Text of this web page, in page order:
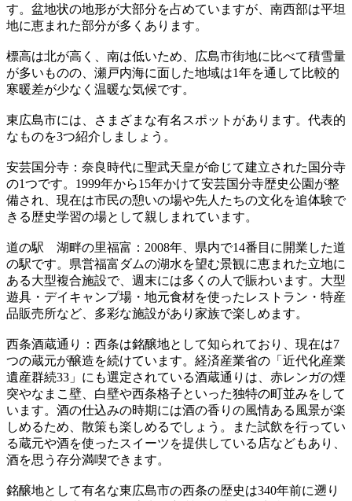
す。盆地状の地形が大部分を占めていますが、南西部は平坦
地に恵まれた部分が多くあります。
標高は北が高く、南は低いため、広島市街地に比べて積雪量
が多いものの、瀬戸内海に面した地域は1年を通して比較的
寒暖差が少なく温暖な気候です。
東広島市には、さまざまな有名スポットがあります。代表的
なものを3つ紹介しましょう。
安芸国分寺：奈良時代に聖武天皇が命じて建立された国分寺
の1つです。1999年から15年かけて安芸国分寺歴史公園が整
備され、現在は市民の憩いの場や先人たちの文化を追体験で
きる歴史学習の場として親しまれています。
道の駅 湖畔の里福富：2008年、県内で14番目に開業した道
の駅です。県営福富ダムの湖水を望む景観に恵まれた立地に
ある大型複合施設で、週末には多くの人で賑わいます。大型
遊具・デイキャンプ場・地元食材を使ったレストラン・特産
品販売所など、多彩な施設があり家族で楽しめます。
西条酒蔵通り：西条は銘醸地として知られており、現在は7
つの蔵元が醸造を続けています。経済産業省の「近代化産業
遺産群続33」にも選定されている酒蔵通りは、赤レンガの煙
突やなまこ壁、白壁や西条格子といった独特の町並みをして
います。酒の仕込みの時期には酒の香りの風情ある風景が楽
しめるため、散策も楽しめるでしょう。また試飲を行ってい
る蔵元や酒を使ったスイーツを提供している店などもあり、
酒を思う存分満喫できます。
銘醸地として有名な東広島市の西条の歴史は340年前に遡り